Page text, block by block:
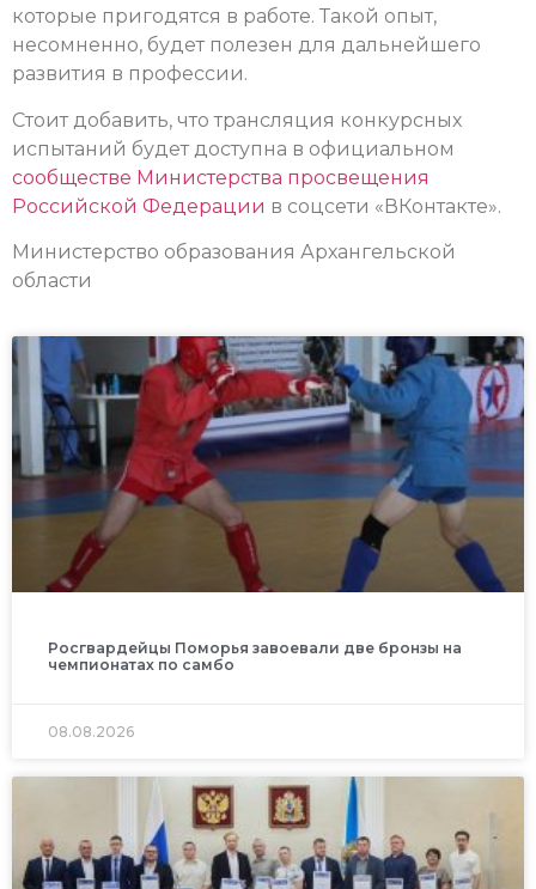
которые пригодятся в работе. Такой опыт,
несомненно, будет полезен для дальнейшего
развития в профессии.
Стоит добавить, что трансляция конкурсных
испытаний будет доступна в официальном
сообществе Министерства просвещения
Российской Федерации в соцсети «ВКонтакте».
Министерство образования Архангельской
области
Росгвардейцы Поморья завоевали две бронзы на
чемпионатах по самбо
08.08.2026